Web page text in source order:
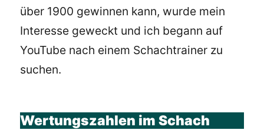
über 1900 gewinnen kann, wurde mein
Interesse geweckt und ich begann auf
YouTube nach einem Schachtrainer zu
suchen.
Wertungszahlen im Schach